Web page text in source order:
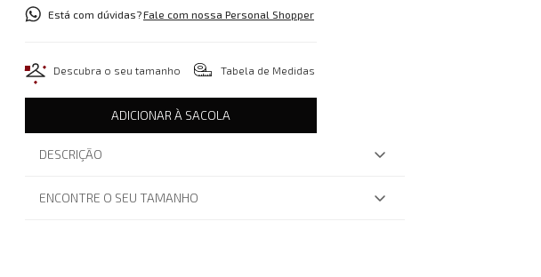
Está com dúvidas?Fale com nossa Personal Shopper
Descubra o seu tamanho Tabela de Medidas
ADICIONAR À SACOLA
DESCRIÇÃO
ENCONTRE O SEU TAMANHO